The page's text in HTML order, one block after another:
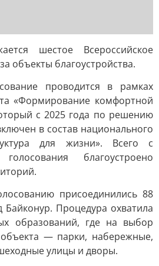
шестое Всероссийское
объекты благоустройства.
проводится в рамках
«Формирование комфортной
с 2025 года по решению
в состав национального
для жизни». Всего с
благоустроено
присоединились 88
Процедура охватила
образований, где на выбор
— парки, набережные,
улицы и дворы.